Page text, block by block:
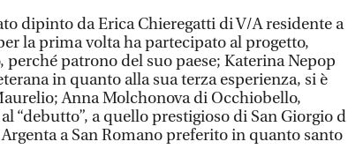
dipinto da Erica Chieregatti di V/A residente a
la prima volta ha partecipato al progetto,
perché patrono del suo paese; Katerina Nepop
in quanto alla sua terza esperienza, si è
Anna Molchonova di Occhiobello,
“debutto”, a quello prestigioso di San Giorgio d
a San Romano preferito in quanto santo